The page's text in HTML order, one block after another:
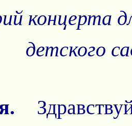
концерта
детского